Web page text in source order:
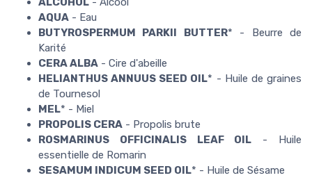
AQUA - Eau
BUTYROSPERMUM PARKII BUTTER* - Beurre de
Karité
CERA ALBA - Cire d'abeille
HELIANTHUS ANNUUS SEED OIL* - Huile de graines
de Tournesol
MEL* - Miel
PROPOLIS CERA - Propolis brute
ROSMARINUS OFFICINALIS LEAF OIL - Huile
essentielle de Romarin
SESAMUM INDICUM SEED OIL* - Huile de Sésame